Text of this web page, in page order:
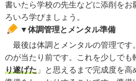
書いたら学校の先生などに添削をお
ろいろ学びましょう。
▼体調管理とメンタル準備
最後は体調とメンタルの管理です
のが当たり前です。これを少しでも
り遂げた 」と思えるまで完成度を高